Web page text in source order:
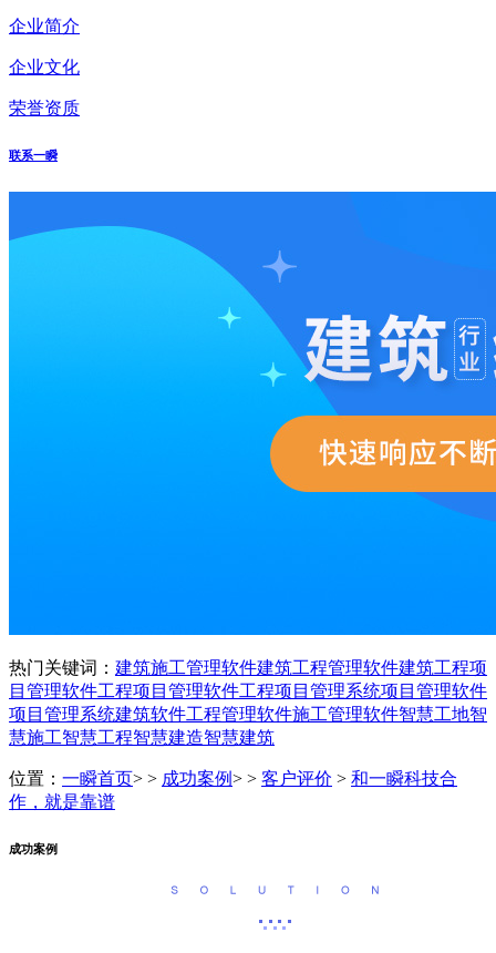
企业简介
企业文化
荣誉资质
联系一瞬
热门关键词： 建筑施工管理软件建筑工程管理软件建筑工程项
目管理软件工程项目管理软件工程项目管理系统项目管理软件
项目管理系统建筑软件工程管理软件施工管理软件智慧工地智
慧施工智慧工程智慧建造智慧建筑
位置： 一瞬首页> > 成功案例> > 客户评价 > 和一瞬科技合
作，就是靠谱
成功案例